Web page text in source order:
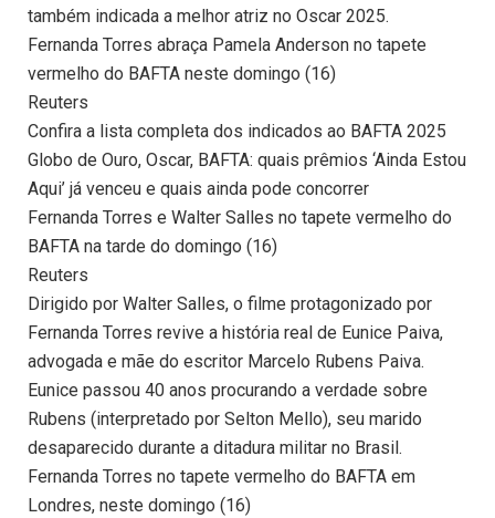
também indicada a melhor atriz no Oscar 2025.
Fernanda Torres abraça Pamela Anderson no tapete
vermelho do BAFTA neste domingo (16)
Reuters
Confira a lista completa dos indicados ao BAFTA 2025
Globo de Ouro, Oscar, BAFTA: quais prêmios ‘Ainda Estou
Aqui’ já venceu e quais ainda pode concorrer
Fernanda Torres e Walter Salles no tapete vermelho do
BAFTA na tarde do domingo (16)
Reuters
Dirigido por Walter Salles, o filme protagonizado por
Fernanda Torres revive a história real de Eunice Paiva,
advogada e mãe do escritor Marcelo Rubens Paiva.
Eunice passou 40 anos procurando a verdade sobre
Rubens (interpretado por Selton Mello), seu marido
desaparecido durante a ditadura militar no Brasil.
Fernanda Torres no tapete vermelho do BAFTA em
Londres, neste domingo (16)